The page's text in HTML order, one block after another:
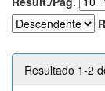
Resultado 1-2